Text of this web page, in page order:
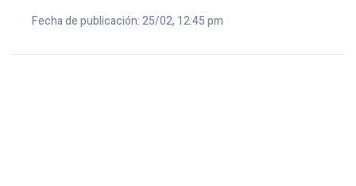
Fecha de publicación: 25/02, 12:45 pm